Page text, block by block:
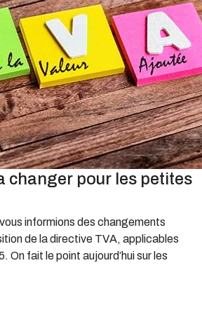
changer pour les petites
informions des changements
de la directive TVA, applicables
On fait le point aujourd’hui sur les